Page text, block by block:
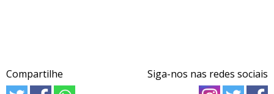
Compartilhe Siga-nos nas redes sociais